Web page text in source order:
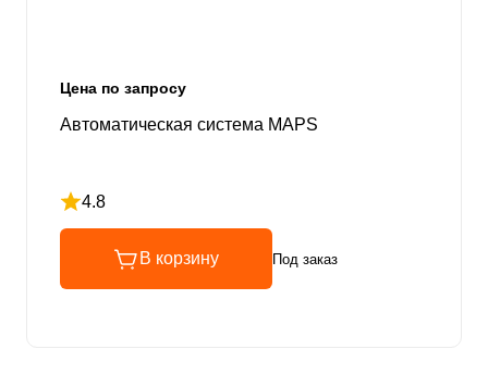
Цена по запросу
Автоматическая система MAPS
4.8
Рейтинг 4.8 из 5
В корзину Под заказ